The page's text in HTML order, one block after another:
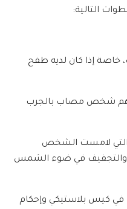
التالية:
إذا كان لديه طفح
شخص مصاب بالجرب
لامست الشخص
والتجفيف في ضوء الشمس
في كيس بلاستيكي وإحكام